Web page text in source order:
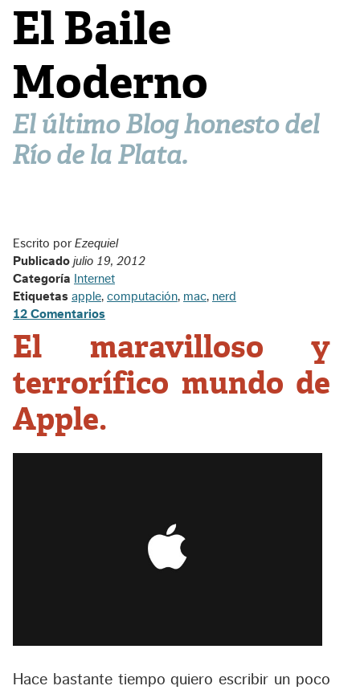
El Baile
Moderno
El último Blog honesto del
Río de la Plata.
Escrito porEzequiel
Publicado julio 19, 2012
Categoría
Internet
Etiquetas apple, computación, mac, nerd
12 Comentarios
El maravilloso y
terrorífico mundo de
Apple.
Hace bastante tiempo quiero escribir un poco